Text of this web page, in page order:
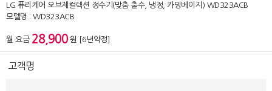
LG 퓨리케어 오브제컬렉션 정수기(맞춤 출수, 냉정, 카밍베이지) WD323ACB
모델명 : WD323ACB
월 요금 28,900 원 [6년약정]
고객명